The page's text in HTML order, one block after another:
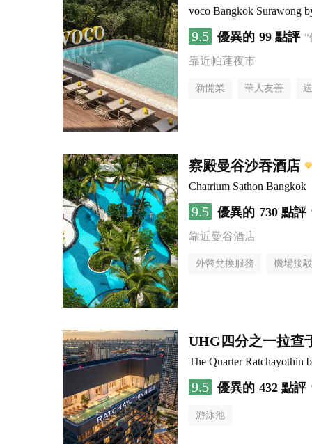
voco Bangkok Surawong
9.5 優異的 99 點評
靠近帕蓬夜市
新開業 華人友善
察殿曼谷沙吞酒店
Chatrium Sathon Bangkok
9.5 優異的 730 點評
靠近曼谷酒店
外幣兌換服務 機場接
UHG四分之一拉查
The Quarter Ratchayothin
9.5 優異的 432 點評
游泳池